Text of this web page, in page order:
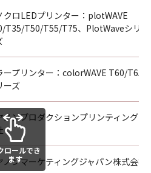
・譲渡・販売・転貸する
します。
を使って、本ソフトウエ
の改変 、リバースエンジ
ブル、デコンパイル、翻
とは出来ません。
品に表示されているか又
れる著作権表示、商標登
認困難にすることは出来
製品に含まれるマニュア
クロLEDプリンター：plotWAVE
T35/T50/T55/T75、PlotWaveシリー
ープリンター：colorWAVE T60/T65
ーズ
ノンプロダクションプリンティングシ
ノンマーケティングジャパン株式会社
ロールでき
ます